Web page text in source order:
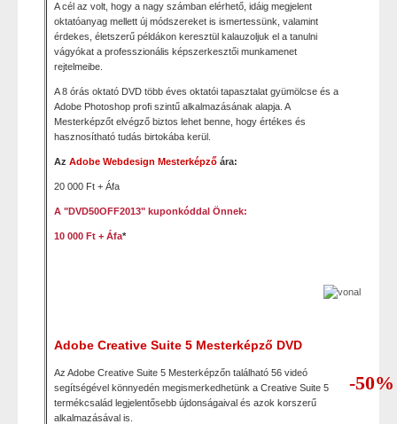
A cél az volt, hogy a nagy számban elérhető, idáig megjelent
oktatóanyag mellett új módszereket is ismertessünk, valamint
érdekes, életszerű példákon keresztül kalauzoljuk el a tanulni
vágyókat a professzionális képszerkesztői munkamenet
rejtelmeibe.
A 8 órás oktató DVD több éves oktatói tapasztalat gyümölcse és a
Adobe Photoshop profi szintű alkalmazásának alapja. A
Mesterképzőt elvégző biztos lehet benne, hogy értékes és
hasznosítható tudás birtokába kerül.
Az Adobe Webdesign Mesterképző ára:
20 000 Ft + Áfa
A "DVD50OFF2013" kuponkóddal Önnek:
10 000 Ft + Áfa*
Adobe Creative Suite 5 Mesterképző DVD
Az Adobe Creative Suite 5 Mesterképzőn található 56 videó
segítségével könnyedén megismerkedhetünk a Creative Suite 5
termékcsalád legjelentősebb újdonságaival és azok korszerű
alkalmazásával is.
-50%